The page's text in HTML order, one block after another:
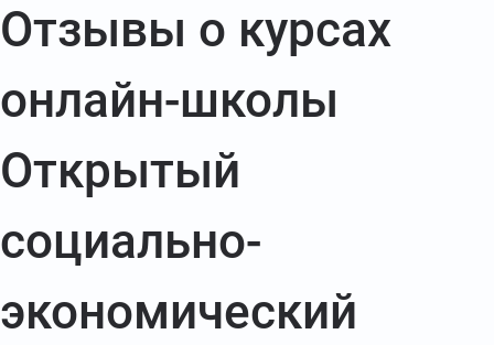
Отзывы о курсах
онлайн-школы
Открытый
социально-
экономический